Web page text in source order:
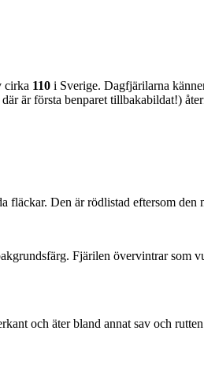
cirka 110 i Sverige. Dagfjärilarna
är första benparet tillbakabildat!)
Den är rödlistad eftersom den
Fjärilen övervintrar som
och äter bland annat sav och